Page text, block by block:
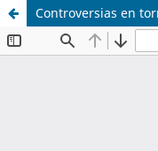
Controversias en